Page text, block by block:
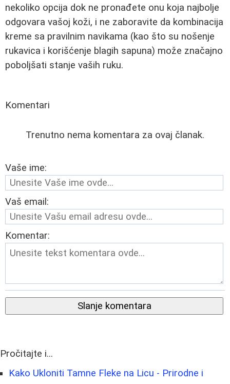
nekoliko opcija dok ne pronađete onu koja najbolje
odgovara vašoj koži, i ne zaboravite da kombinacija
kreme sa pravilnim navikama (kao što su nošenje
rukavica i korišćenje blagih sapuna) može značajno
poboljšati stanje vaših ruku.
Komentari
Trenutno nema komentara za ovaj članak.
Vaše ime:
Vaš email:
Komentar:
Slanje komentara
Pročitajte i...
Kako Ukloniti Tamne Fleke na Licu - Prirodne i